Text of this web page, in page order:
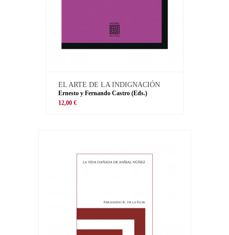
EL ARTE DE LA INDIGNACIÓN
Ernesto y Fernando Castro (Eds.)
12,00 €